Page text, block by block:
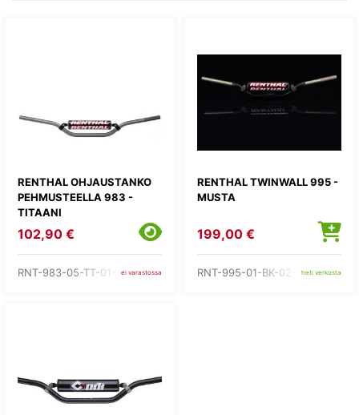
RENTHAL OHJAUSTANKO
PEHMUSTEELLA 983 -
TITAANI
102,90 €
RNT-983-05-TT-01-185ei varastossa
RENTHAL TWINWALL 995 -
MUSTA
199,00 €
RNT-995-01-BK-02-185heti verkosta